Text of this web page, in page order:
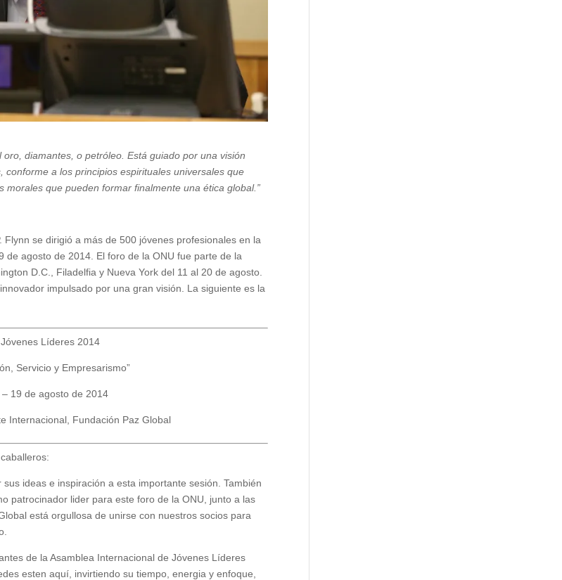
diamantes, o petróleo. Está guiado por una visión
a los principios espirituales universales que
que pueden formar finalmente una ética global.”
se dirigió a más de 500 jóvenes profesionales en la
de agosto de 2014. El foro de la ONU fue parte de la
D.C., Filadelfia y Nueva York del 11 al 20 de agosto.
impulsado por una gran visión. La siguiente es la
Líderes 2014
Servicio y Empresarismo”
19 de agosto de 2014
Internacional, Fundación Paz Global
ideas e inspiración a esta importante sesión. También
patrocinador lider para este foro de la ONU, junto a las
está orgullosa de unirse con nuestros socios para
de la Asamblea Internacional de Jóvenes Líderes
esten aquí, invirtiendo su tiempo, energia y enfoque,